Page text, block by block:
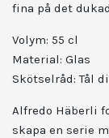
fina på det
Volym: 55 cl
Material: Glas
Skötselråd: Tål
Alfredo Häberli
skapa en serie